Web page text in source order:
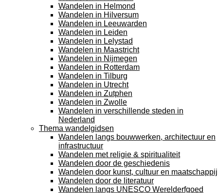
Wandelen in Helmond
Wandelen in Hilversum
Wandelen in Leeuwarden
Wandelen in Leiden
Wandelen in Lelystad
Wandelen in Maastricht
Wandelen in Nijmegen
Wandelen in Rotterdam
Wandelen in Tilburg
Wandelen in Utrecht
Wandelen in Zutphen
Wandelen in Zwolle
Wandelen in verschillende steden in
Nederland
Thema wandelgidsen
Wandelen langs bouwwerken, architectuur en
infrastructuur
Wandelen met religie & spiritualiteit
Wandelen door de geschiedenis
Wandelen door kunst, cultuur en maatschappij
Wandelen door de literatuur
Wandelen langs UNESCO Werelderfgoed